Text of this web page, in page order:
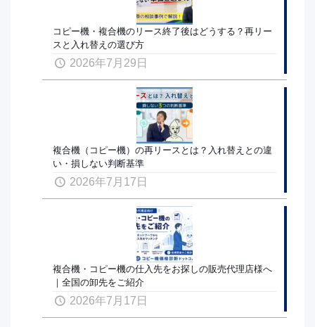
コピー機・複合機のリース終了後はどうする？再リー
スと入れ替えの選び方
2026年7月29日
複合機（コピー機）の再リースとは？入れ替えとの違
い・損しない判断基準
2026年7月17日
複合機・コピー機の仕入先をお探しの販売代理店様へ
｜全国の卸先をご紹介
2026年7月17日